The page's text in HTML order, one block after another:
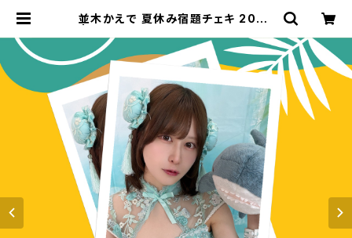
並木かえで 夏休み宿題チェキ 2026